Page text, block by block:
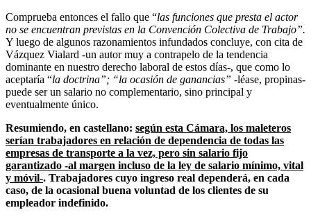
Comprueba entonces el fallo que “las funciones que presta el actor
no se encuentran previstas en la Convención Colectiva de Trabajo”.
Y luego de algunos razonamientos infundados concluye, con cita de
Vázquez Vialard -un autor muy a contrapelo de la tendencia
dominante en nuestro derecho laboral de estos días-, que como lo
aceptaría “la doctrina”; “la ocasión de ganancias” -léase, propinas-
puede ser un salario no complementario, sino principal y
eventualmente único.
Resumiendo, en castellano: según esta Cámara, los maleteros
serían trabajadores en relación de dependencia de todas las
empresas de transporte a la vez, pero sin salario fijo
garantizado -al margen incluso de la ley de salario mínimo, vital
y móvil-. Trabajadores cuyo ingreso real dependerá, en cada
caso, de la ocasional buena voluntad de los clientes de su
empleador indefinido.